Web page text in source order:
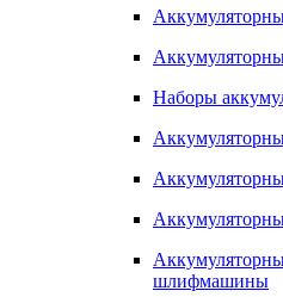
Наборы
шлифмашины